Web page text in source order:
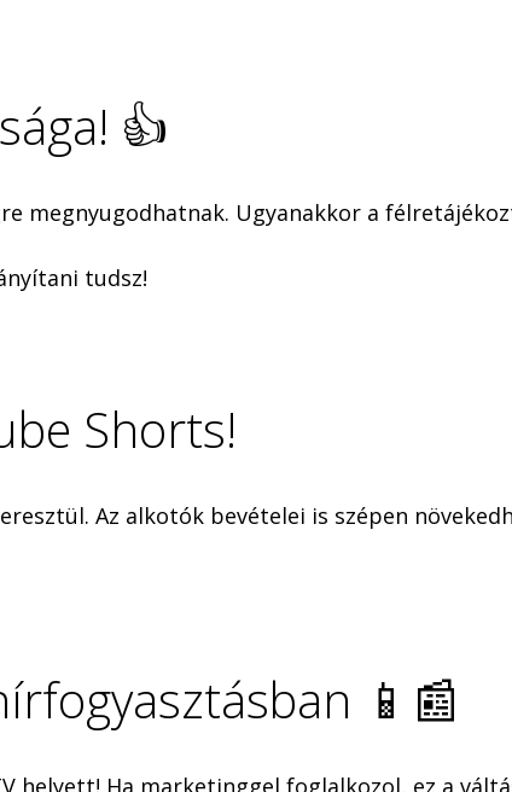
👍
megnyugodhatnak. Ugyanakkor a
tudsz!
Shorts!
Az alkotók bevételei is szépen
📱📰